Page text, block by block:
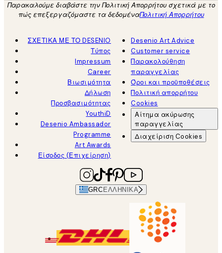
Παρακαλούμε διαβάστε την Πολιτική Απορρήτου σχετικά με το
πώς επεξεργαζόμαστε τα δεδομέναΠολιτική Απορρήτου
ΣΧΕΤΙΚΑ ΜΕ ΤΟ DESENIO
Τύπος
Impressum
Career
Βιωσιμότητα
Δήλωση
Προσβασιμότητας
YouthiD
Desenio Ambassador
Programme
Art Awards
Είσοδος (Επιχείρηση)
Desenio Art Advice
Customer service
Παρακολούθηση
παραγγελίας
Όροι και προϋποθέσεις
Πολιτική απορρήτου
Cookies
Αίτημα ακύρωσης
παραγγελίας
Διαχείριση Cookies
GRC ΕΛΛΗΝΙΚΆ